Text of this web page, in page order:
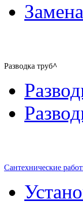
Разводка труб^
Сантехнические